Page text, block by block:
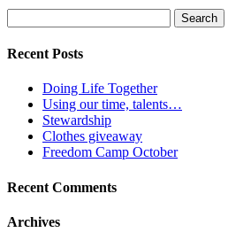
for:
Recent Posts
Doing Life Together
Using our time, talents…
Stewardship
Clothes giveaway
Freedom Camp October
Recent Comments
Archives